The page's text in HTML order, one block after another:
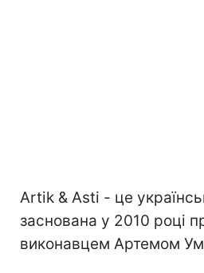
Artik & Asti - це
заснована у 2010 році
виконавцем Артемом